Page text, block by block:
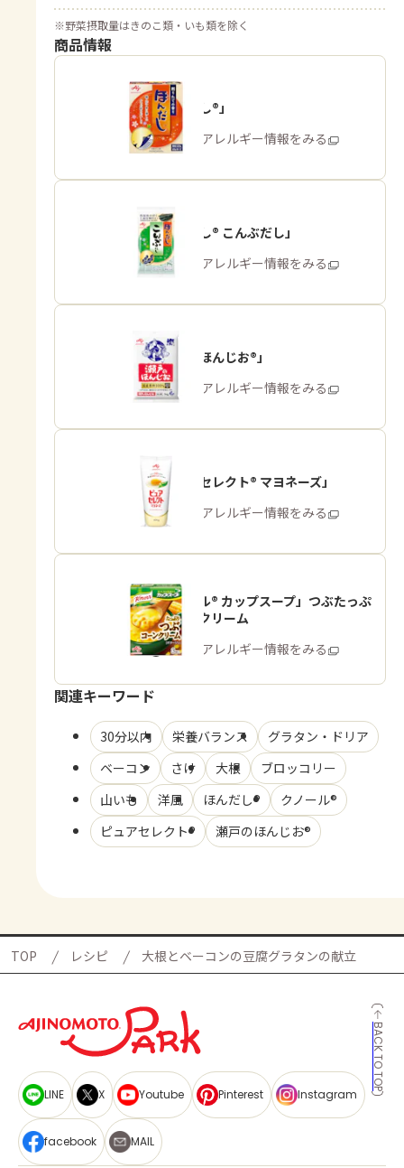
※野菜摂取量はきのこ類・いも類を除く
商品情報
「ほんだし®」
商品・アレルギー情報をみる
「ほんだし® こんぶだし」
商品・アレルギー情報をみる
「瀬戸のほんじお®」
商品・アレルギー情報をみる
「ピュアセレクト® マヨネーズ」
商品・アレルギー情報をみる
「クノール® カップスープ」つぶたっぷ
りコーンクリーム
商品・アレルギー情報をみる
関連キーワード
30分以内 栄養バランス
グラタン・ドリア
ベーコン
さけ 大根
ブロッコリー
山いも
洋風 ほんだし®
クノール®
ピュアセレクト®
瀬戸のほんじお®
TOP レシピ 大根とベーコンの豆腐グラタンの献立
BACK TO TOP
LINE X Youtube Pinterest Instagram
facebook MAIL